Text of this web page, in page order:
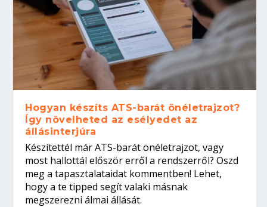
Hogyan készíts ATS-barát önéletrajzot?
Így növelheted az esélyedet az
állásinterjúra
Készítettél már ATS-barát önéletrajzot, vagy
most hallottál először erről a rendszerről? Oszd
meg a tapasztalataidat kommentben! Lehet,
hogy a te tipped segít valaki másnak
megszerezni álmai állását.